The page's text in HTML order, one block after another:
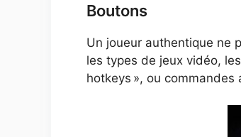
Boutons
Un joueur authentique ne
les types de jeux vidéo,
hotkeys », ou